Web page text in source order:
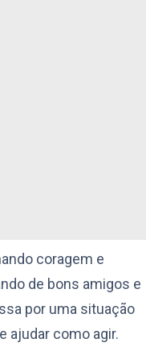
coragem e
de bons amigos e
por uma situação
ajudar como agir.